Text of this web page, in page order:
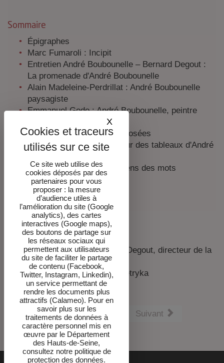
Sommaire
Épigraphes
Marc Fumaroli : Incipit
Entretien André Boubounelle – Bernard Degout :
La promenade d'André Boubounelle
Alain Madeleine-Perdrillat : André Boubounelle
paysagiste
Emmanuel Godo : André Boubounelle, peintre
Catalogue des œuvres exposées
Vincent Pietryka : Notes sur des tableaux d'André
Vincent Pietryka : Sur le sens des mots
abstraction et figuration
Biographie de l'artiste
Nomenclature des œuvres
Commissariat de l'exposition
Commissaire général : Bernard Degout, directeur de la
Maison de Chateaubriand
Commissaire invité : Vincent Pietryka
Précédent Suivant
Ce site web utilise des
cookies déposés par des
partenaires pour vous
proposer : la mesure
d’audience utiles à
l’amélioration du site (Google
analytics), des cartes
interactives (Google maps),
des boutons de partage sur
les réseaux sociaux qui
permettent aux utilisateurs
du site de faciliter le partage
de contenu (Facebook,
Twitter, Instagram, Linkedin),
un service permettant de
rendre les documents plus
attractifs (Calameo). Pour en
savoir plus sur les
traitements de données à
caractère personnel mis en
œuvre par le Département
des Hauts-de-Seine,
consultez notre politique de
protection des données.
X